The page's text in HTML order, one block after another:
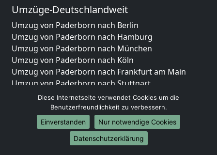
Umzüge-Deutschlandweit
Umzug von Paderborn nach Berlin
Umzug von Paderborn nach Hamburg
Umzug von Paderborn nach München
Umzug von Paderborn nach Köln
Umzug von Paderborn nach Frankfurt am Main
Umzug von Paderborn nach Stuttgart
Umzug von Paderborn nach Düsseldorf
Umzug von Paderborn nach Leipzig
Umzug von Paderborn nach Dortmund
Umzug von Paderborn nach Essen
Umzug von Paderborn nach Bremen
Diese Internetseite verwendet Cookies um die
Benutzerfreundlichkeit zu verbessern.
Einverstanden
Nur notwendige Cookies
Datenschutzerklärung